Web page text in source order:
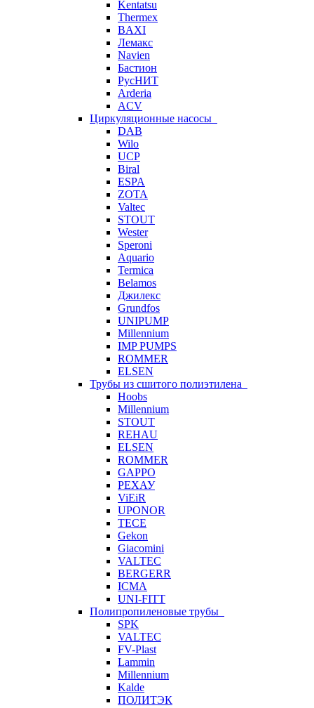
Kentatsu
Thermex
BAXI
Лемакс
Navien
Бастион
РусНИТ
Arderia
ACV
Циркуляционные насосы
DAB
Wilo
UCP
Biral
ESPA
ZOTA
Valtec
STOUT
Wester
Speroni
Aquario
Termica
Belamos
Джилекс
Grundfos
UNIPUMP
Millennium
IMP PUMPS
ROMMER
ELSEN
Трубы из сшитого полиэтилена
Hoobs
Millennium
STOUT
REHAU
ELSEN
ROMMER
GAPPO
РЕХАУ
ViEiR
UPONOR
TECE
Gekon
Giacomini
VALTEC
BERGERR
ICMA
UNI-FITT
Полипропиленовые трубы
SPK
VALTEC
FV-Plast
Lammin
Millennium
Kalde
ПОЛИТЭК